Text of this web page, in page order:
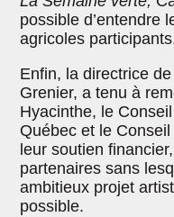
possible d’entendre
agricoles
Enfin, la directrice
Grenier, a tenu à
Hyacinthe, le
Québec et le
leur soutien
partenaires sans
ambitieux projet
possible.